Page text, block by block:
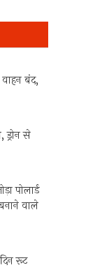
u
u
t
बंद,
ड्रोन से
पोलार्ड
वाले
रूट